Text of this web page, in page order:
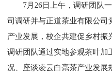
7月26日上午，调研团队
司调研并与正道茶业有限公司
产业发展，校企共建促乡村振
调研团队通过实地参观茶叶加
况、座谈凌云白毫茶产业发展